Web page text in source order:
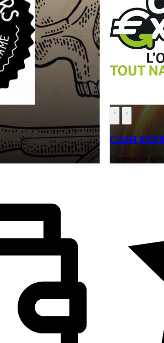
CASH
Commerces